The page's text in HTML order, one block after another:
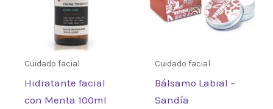
Cuidado facial
Hidratante facial
con Menta 100ml
Cuidado facial
Bálsamo Labial –
Sandía